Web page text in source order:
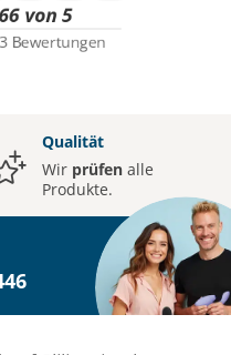
Qualität
Wir prüfen alle
Produkte.